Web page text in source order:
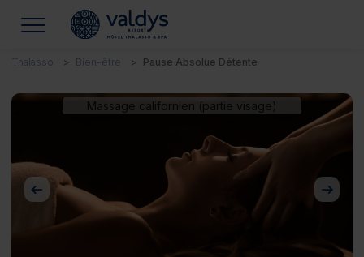
Thalasso Bien-être Pause Absolue Détente
Massage californien (partie visage)
Précédent